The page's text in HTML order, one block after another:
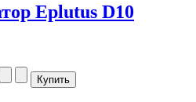
Eplutus D10